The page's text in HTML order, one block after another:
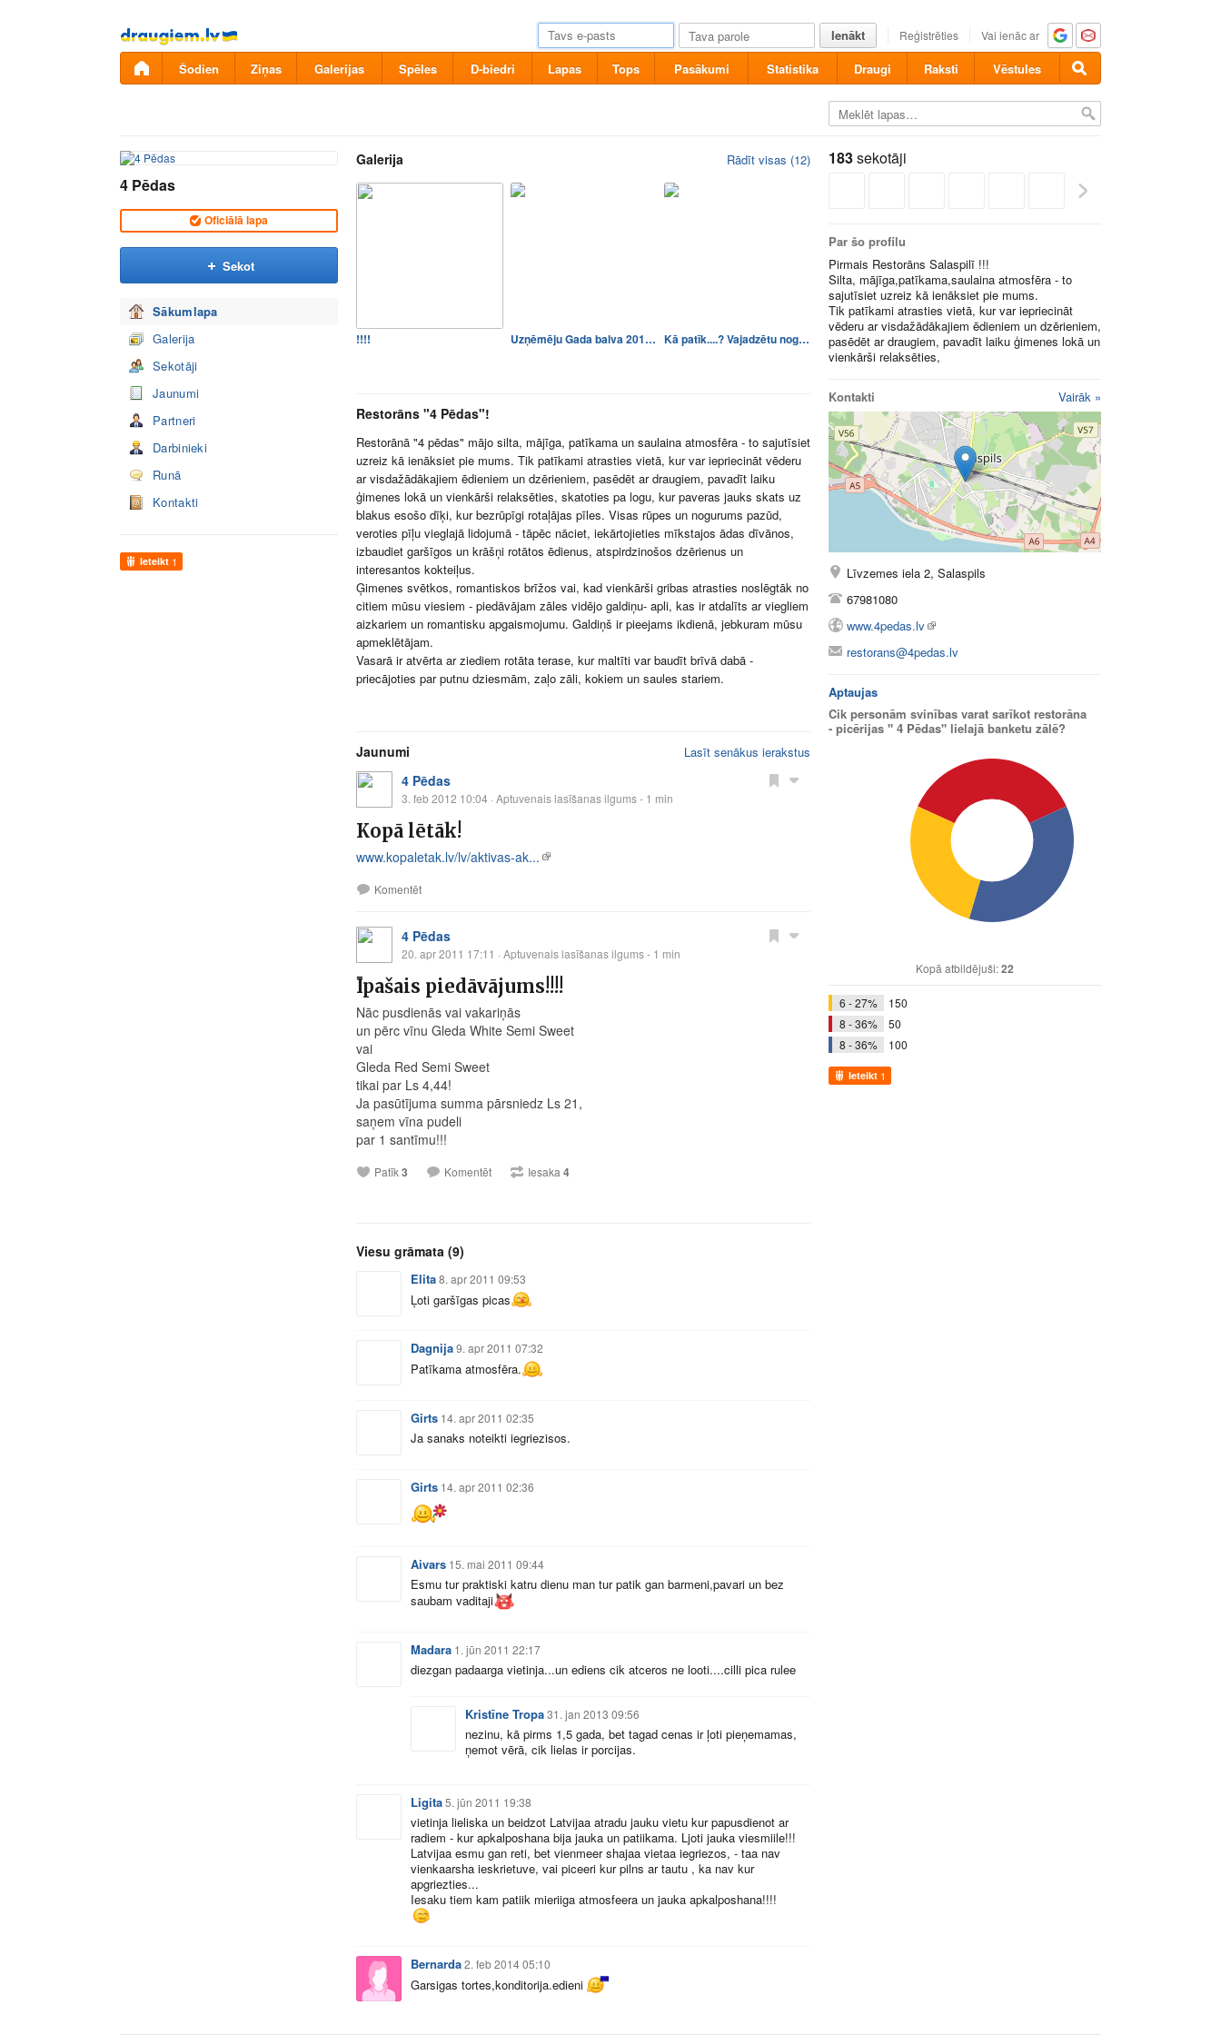
Pāriet
uz
saturu
Ienākt Reģistrēties Vai ienāc ar
Šodien Ziņas Galerijas Spēles D-biedri Lapas Tops Pasākumi Statistika Draugi Raksti Vēstules
4 Pēdas
Oficiālā lapa
Sekot
Sākumlapa
Galerija
Sekotāji
Jaunumi
Partneri
Darbinieki
Runā
Kontakti
Ieteikt 1
Galerija Rādīt visas (12)
!!!! Uzņēmēju Gada balva 2012 !!! Kā patīk....? Vajadzētu nog…
Restorāns "4 Pēdas"!
Restorānā "4 pēdas" mājo silta, mājīga, patīkama un saulaina atmosfēra - to sajutīsiet
uzreiz kā ienāksiet pie mums. Tik patīkami atrasties vietā, kur var iepriecināt vēderu
ar visdažādākajiem ēdieniem un dzērieniem, pasēdēt ar draugiem, pavadīt laiku
ģimenes lokā un vienkārši relaksēties, skatoties pa logu, kur paveras jauks skats uz
blakus esošo dīķi, kur bezrūpīgi rotaļājas pīles. Visas rūpes un nogurums pazūd,
veroties pīļu vieglajā lidojumā - tāpēc nāciet, iekārtojieties mīkstajos ādas dīvānos,
izbaudiet garšīgos un krāšņi rotātos ēdienus, atspirdzinošos dzērienus un
interesantos kokteiļus.
Ģimenes svētkos, romantiskos brīžos vai, kad vienkārši gribas atrasties noslēgtāk no
citiem mūsu viesiem - piedāvājam zāles vidējo galdiņu- apli, kas ir atdalīts ar viegliem
aizkariem un romantisku apgaismojumu. Galdiņš ir pieejams ikdienā, jebkuram mūsu
apmeklētājam.
Vasarā ir atvērta ar ziediem rotāta terase, kur maltīti var baudīt brīvā dabā -
priecājoties par putnu dziesmām, zaļo zāli, kokiem un saules stariem.
Jaunumi Lasīt senākus ierakstus
4 Pēdas
3. feb 2012 10:04 · Aptuvenais lasīšanas ilgums - 1 min
Kopā lētāk!
www.kopaletak.lv/lv/aktivas-ak...
Komentēt
4 Pēdas
20. apr 2011 17:11 · Aptuvenais lasīšanas ilgums - 1 min
Īpašais piedāvājums!!!!
Nāc pusdienās vai vakariņās
un pērc vīnu Gleda White Semi Sweet
vai
Gleda Red Semi Sweet
tikai par Ls 4,44!
Ja pasūtījuma summa pārsniedz Ls 21,
saņem vīna pudeli
par 1 santīmu!!!
Patīk3 Komentēt Iesaka 4
Viesu grāmata (9)
Elita8. apr 2011 09:53
Ļoti garšīgas picas
Dagnija9. apr 2011 07:32
Patīkama atmosfēra.
Girts 14. apr 2011 02:35
Ja sanaks noteikti iegriezisos.
Girts 14. apr 2011 02:36
Aivars 15. mai 2011 09:44
Esmu tur praktiski katru dienu man tur patik gan barmeni,pavari un bez
saubam vaditaji
Madara 1. jūn 2011 22:17
diezgan padaarga vietinja...un ediens cik atceros ne looti....cilli pica rulee
Kristīne Tropa31. jan 2013 09:56
nezinu, kā pirms 1,5 gada, bet tagad cenas ir ļoti pieņemamas,
ņemot vērā, cik lielas ir porcijas.
Ligita5. jūn 2011 19:38
vietinja lieliska un beidzot Latvijaa atradu jauku vietu kur papusdienot ar
radiem - kur apkalposhana bija jauka un patiikama. Ljoti jauka viesmiile!!!
Latvijaa esmu gan reti, bet vienmeer shajaa vietaa iegriezos, - taa nav
vienkaarsha ieskrietuve, vai piceeri kur pilns ar tautu , ka nav kur
apgriezties...
Iesaku tiem kam patiik mieriiga atmosfeera un jauka apkalposhana!!!!
Bernarda2. feb 2014 05:10
Garsigas tortes,konditorija.edieni
183sekotāji
Par šo profilu
Pirmais Restorāns Salaspilī !!!
Silta, mājīga,patīkama,saulaina atmosfēra - to
sajutīsiet uzreiz kā ienāksiet pie mums.
Tik patīkami atrasties vietā, kur var iepriecināt
vēderu ar visdažādākajiem ēdieniem un dzērieniem,
pasēdēt ar draugiem, pavadīt laiku ģimenes lokā un
vienkārši relaksēties,
Kontakti Vairāk »
Līvzemes iela 2, Salaspils
67981080
www.4pedas.lv
restorans@4pedas.lv
Aptaujas
Cik personām svinības varat sarīkot restorāna
- picērijas " 4 Pēdas" lielajā banketu zālē?
Kopā atbildējuši:22
6 - 27%
150
8 - 36%
50
8 - 36%
100
Ieteikt 1